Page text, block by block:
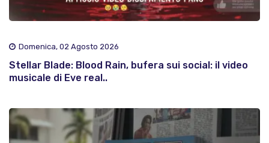
Domenica, 02 Agosto 2026
Stellar Blade: Blood Rain, bufera sui social: il video
musicale di Eve real..